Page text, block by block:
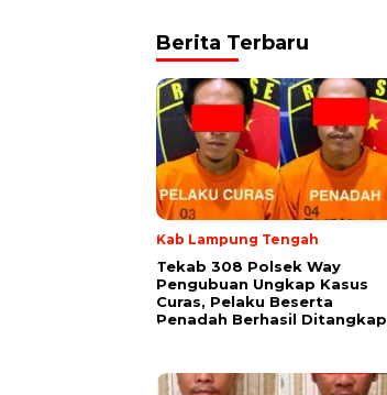
Berita Terbaru
Kab Lampung Tengah
Tekab 308 Polsek Way
Pengubuan Ungkap Kasus
Curas, Pelaku Beserta
Penadah Berhasil Ditangkap